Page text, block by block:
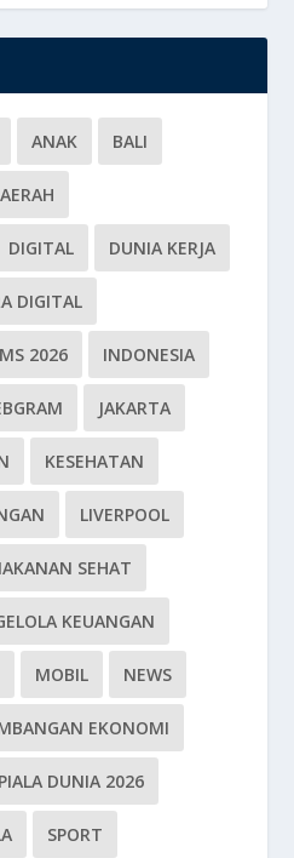
ANAK BALI
DIGITAL DUNIA KERJA
DIGITAL
2026 INDONESIA
JAKARTA
KESEHATAN
LIVERPOOL
SEHAT
KEUANGAN
MOBIL NEWS
EKONOMI
PIALA DUNIA 2026
SPORT